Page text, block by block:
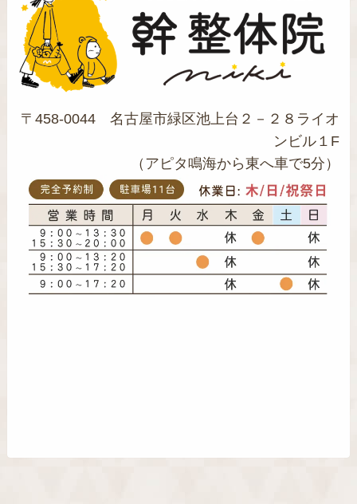
〒458-0044 名古屋市緑区池上台２－２８ライオ
ンビル１F
（アピタ鳴海から東へ車で5分）